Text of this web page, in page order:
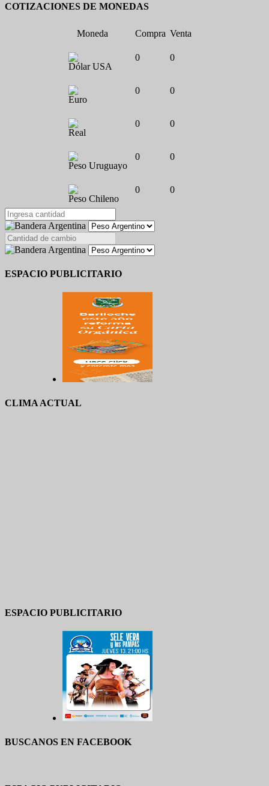
COTIZACIONES DE MONEDAS
Moneda Compra Venta
Dólar USA
0 0
Euro
0 0
Real
0 0
Peso Uruguayo
0 0
Peso Chileno
0 0
ESPACIO PUBLICITARIO
CLIMA ACTUAL
ESPACIO PUBLICITARIO
BUSCANOS EN FACEBOOK